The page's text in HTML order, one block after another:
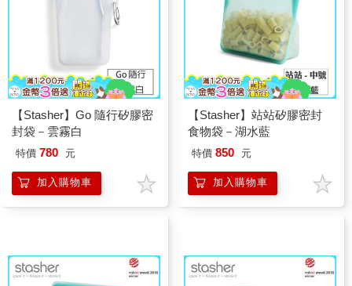
【Stasher】Go 隨行矽膠密
封袋－雲霧白
特價 780 元
加入購物車
【Stasher】站站矽膠密封
食物袋－湖水藍
特價 850 元
加入購物車